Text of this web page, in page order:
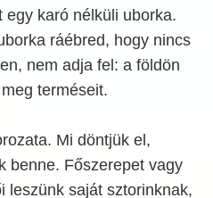
egy karó nélküli uborka.
ráébred, hogy nincs
nem adja fel: a földön
terméseit.
Mi döntjük el,
benne. Főszerepet vagy
leszünk saját sztorinknak,